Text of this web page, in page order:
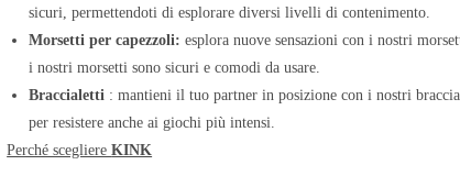
sicuri, permettendoti di esplorare diversi livelli di contenimento.
Morsetti per capezzoli: esplora nuove sensazioni con i nostri
i nostri morsetti sono sicuri e comodi da usare.
Braccialetti : mantieni il tuo partner in posizione con i nostri
per resistere anche ai giochi più intensi.
Perché scegliereKINK